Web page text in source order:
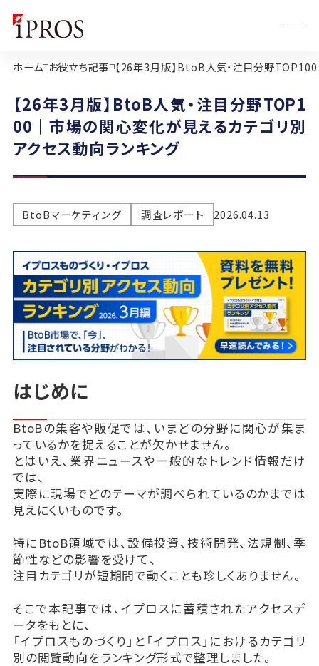
ホーム お役立ち記事 【26年3月版】BtoB人気・注目分野
【26年3月版】BtoB人気・注目分野TOP1
00｜市場の関心変化が見えるカテゴリ別
アクセス動向ランキング
BtoBマーケティング 調査レポート 2026.04.13
はじめに
BtoBの集客や販促では、いまどの分野に関心が集ま
っているかを捉えることが欠かせません。
とはいえ、業界ニュースや一般的なトレンド情報だけ
では、
実際に現場でどのテーマが調べられているのかまでは
見えにくいものです。
特にBtoB領域では、設備投資、技術開発、法規制、季
節性などの影響を受けて、
注目カテゴリが短期間で動くことも珍しくありません。
そこで本記事では、イプロスに蓄積されたアクセスデ
ータをもとに、
「イプロスものづくり」と「イプロス」におけるカテゴリ
別の閲覧動向をランキング形式で整理しました。